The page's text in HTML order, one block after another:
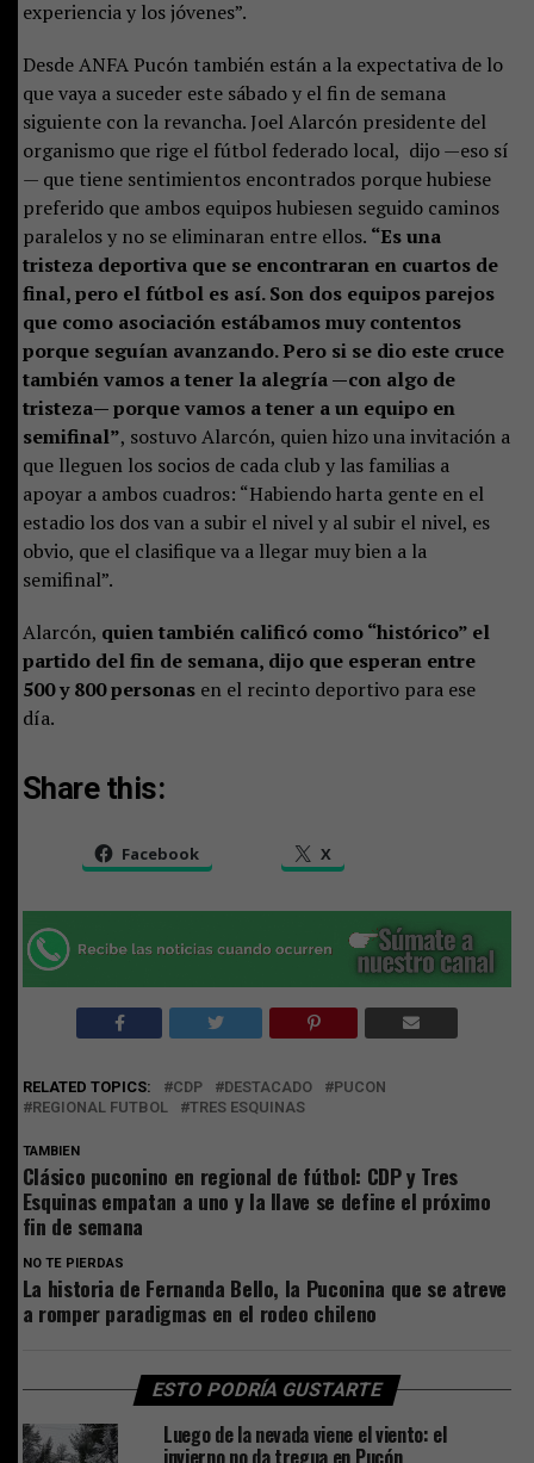
experiencia y los jóvenes”.
Desde ANFA Pucón también están a la expectativa de lo
que vaya a suceder este sábado y el fin de semana
siguiente con la revancha. Joel Alarcón presidente del
organismo que rige el fútbol federado local, dijo —eso sí
— que tiene sentimientos encontrados porque hubiese
preferido que ambos equipos hubiesen seguido caminos
paralelos y no se eliminaran entre ellos. “Es una
tristeza deportiva que se encontraran en cuartos de
final, pero el fútbol es así. Son dos equipos parejos
que como asociación estábamos muy contentos
porque seguían avanzando. Pero si se dio este cruce
también vamos a tener la alegría —con algo de
tristeza— porque vamos a tener a un equipo en
semifinal”, sostuvo Alarcón, quien hizo una invitación a
que lleguen los socios de cada club y las familias a
apoyar a ambos cuadros: “Habiendo harta gente en el
estadio los dos van a subir el nivel y al subir el nivel, es
obvio, que el clasifique va a llegar muy bien a la
semifinal”.
Alarcón, quien también calificó como “histórico” el
partido del fin de semana, dijo que esperan entre
500 y 800 personasen el recinto deportivo para ese
día.
Share this:
Facebook X
RELATED TOPICS: CDP DESTACADO
PUCON
REGIONAL FUTBOL
TRES ESQUINAS
TAMBIEN
Clásico puconino en regional de fútbol: CDP y Tres
Esquinas empatan a uno y la llave se define el próximo
fin de semana
NO TE PIERDAS
La historia de Fernanda Bello, la Puconina que se atreve
a romper paradigmas en el rodeo chileno
ESTO PODRÍA GUSTARTE
Luego de la nevada viene el viento: el
invierno no da tregua en Pucón